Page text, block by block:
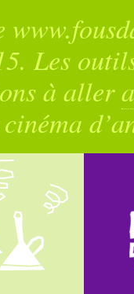
Les
à aller